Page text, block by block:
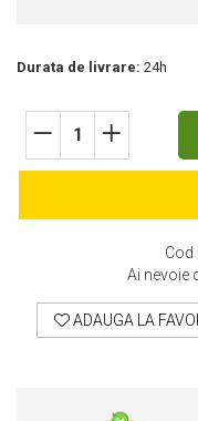
Zdrobitori
Tocatoare agricole
Cultivatoare
Articole Electrice
Durata de livrare: 24h
Cod
Ai nevoie
ADAUGA LA